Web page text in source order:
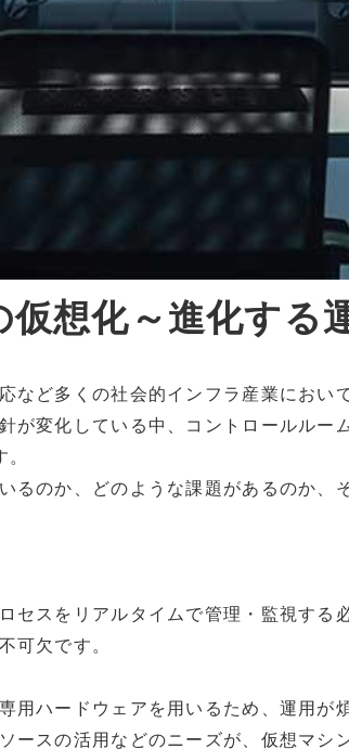
想化～進化する
など多くの社会的インフラ産業にお
が変化している中、コントロールル
るのか、どのような課題があるのか
セスをリアルタイムで管理・監視す
可欠です。
ハードウェアを用いるため、運用が
ースの活用などのニーズが、仮想マ